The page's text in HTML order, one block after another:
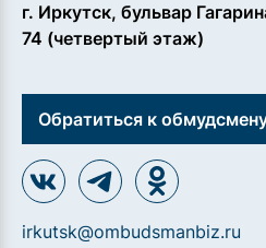
г. Иркутск, бульвар
74 (четвертый этаж)
Обратиться к
irkutsk@ombudsmanbiz.ru